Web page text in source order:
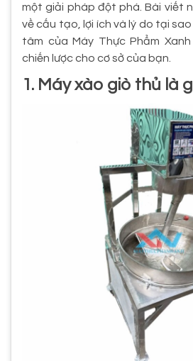
một giải pháp đột phá. Bài viết
về cấu tạo, lợi ích và lý do tại
tâm của Máy Thực Phẩm
chiến lược cho cơ sở của bạn.
1. Máy xào giò thủ là